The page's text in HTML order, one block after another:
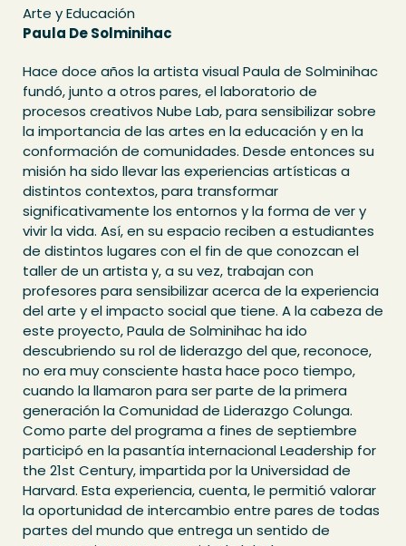
Arte y Educación
Paula De Solminihac
Hace doce años la artista visual Paula de Solminihac
fundó, junto a otros pares, el laboratorio de
procesos creativos Nube Lab, para sensibilizar sobre
la importancia de las artes en la educación y en la
conformación de comunidades. Desde entonces su
misión ha sido llevar las experiencias artísticas a
distintos contextos, para transformar
significativamente los entornos y la forma de ver y
vivir la vida. Así, en su espacio reciben a estudiantes
de distintos lugares con el fin de que conozcan el
taller de un artista y, a su vez, trabajan con
profesores para sensibilizar acerca de la experiencia
del arte y el impacto social que tiene. A la cabeza de
este proyecto, Paula de Solminihac ha ido
descubriendo su rol de liderazgo del que, reconoce,
no era muy consciente hasta hace poco tiempo,
cuando la llamaron para ser parte de la primera
generación la Comunidad de Liderazgo Colunga.
Como parte del programa a fines de septiembre
participó en la pasantía internacional Leadership for
the 21st Century, impartida por la Universidad de
Harvard. Esta experiencia, cuenta, le permitió valorar
la oportunidad de intercambio entre pares de todas
partes del mundo que entrega un sentido de